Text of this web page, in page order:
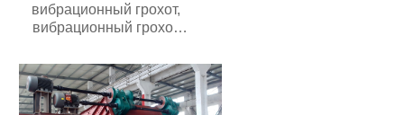
вибрационный грохот,
вибрационный грохот